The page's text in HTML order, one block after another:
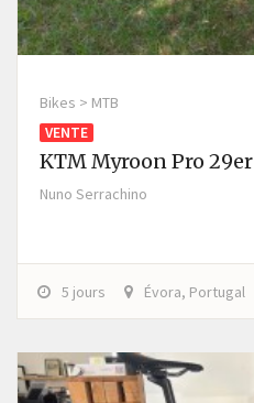
Bikes > MTB
VENTE
KTM Myroon Pro 29er
Nuno Serrachino
5 jours Évora, Portugal